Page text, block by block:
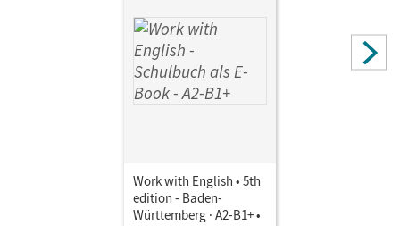
Work with English • 5th
edition - Baden-
Württemberg · A2-B1+ •